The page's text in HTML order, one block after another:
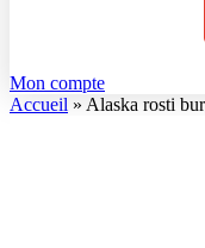
Mon compte
Accueil » Alaska rosti